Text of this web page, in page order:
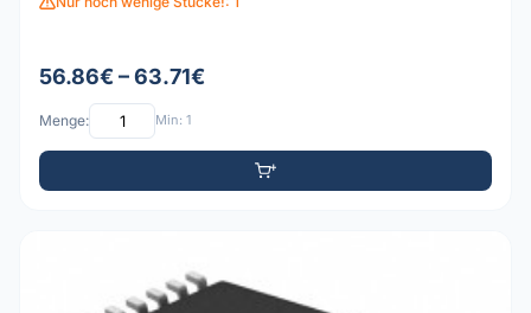
56.86€ – 63.71€
Menge: Min: 1